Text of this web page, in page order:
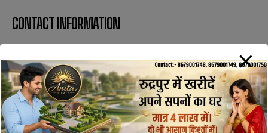
CONTACT INFORMATION
SUBSCRIBE NOW